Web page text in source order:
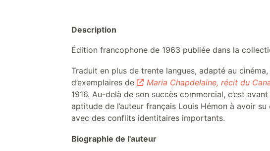
Description
Édition francophone de 1963 publiée dans la
Traduit en plus de trente langues, adapté au
d’exemplaires de
Maria Chapdelaine, récit du
1916. Au-delà de son succès commercial, c’est
aptitude de l’auteur français Louis Hémon à avoir
avec des conflits identitaires importants.
Biographie de l'auteur